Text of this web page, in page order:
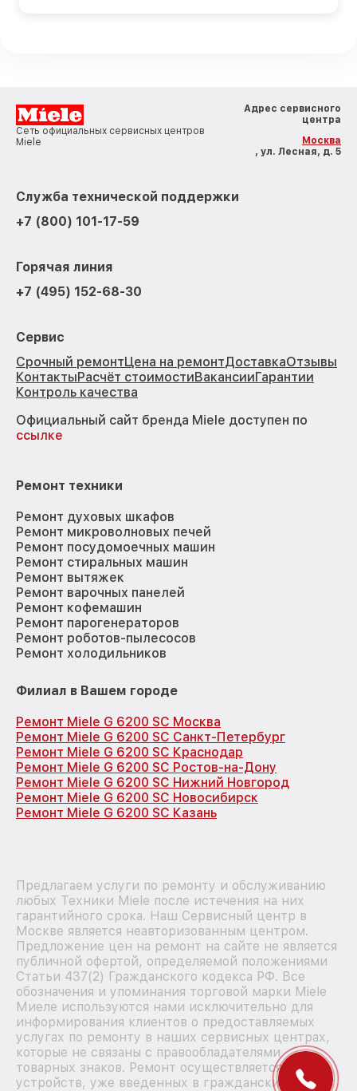
Сеть официальных сервисных центров
Miele
Адрес сервисного
центра
Москва
, ул. Лесная, д. 5
Служба технической поддержки
+7 (800) 101-17-59
Горячая линия
+7 (495) 152-68-30
Сервис
Срочный ремонтЦена на ремонтДоставкаОтзывы
КонтактыРасчёт стоимостиВакансииГарантии
Контроль качества
Официальный сайт бренда Miele доступен по
ссылке
Ремонт техники
Ремонт духовых шкафов
Ремонт микроволновых печей
Ремонт посудомоечных машин
Ремонт стиральных машин
Ремонт вытяжек
Ремонт варочных панелей
Ремонт кофемашин
Ремонт парогенераторов
Ремонт роботов-пылесосов
Ремонт холодильников
Филиал в Вашем городе
Ремонт Miele G 6200 SC Москва
Ремонт Miele G 6200 SC Санкт-Петербург
Ремонт Miele G 6200 SC Краснодар
Ремонт Miele G 6200 SC Ростов-на-Дону
Ремонт Miele G 6200 SC Нижний Новгород
Ремонт Miele G 6200 SC Новосибирск
Ремонт Miele G 6200 SC Казань
Предлагаем услуги по ремонту и обслуживанию
любых Техники Miele после истечения на них
гарантийного срока. Наш Сервисный центр в
Москве является неавторизованным центром.
Предложение цен на ремонт на сайте не является
публичной офертой, определяемой положениями
Статьи 437(2) Гражданского кодекса РФ. Все
обозначения и упоминания торговой марки Miele
Миеле используются нами исключительно для
информирования клиентов о предоставляемых
услугах по ремонту в наших сервисных центрах,
которые не связаны с правообладателями
товарных знаков. Ремонт осуществляется для
устройств, уже введенных в гражданский оборот